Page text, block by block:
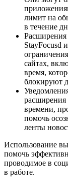
лимит на
в течение
Расширения
StayFocusd
сайтах,
время,
блокируют
расширения
времени,
помочь
ленты
Использование
помочь
проводимое в
в работе.